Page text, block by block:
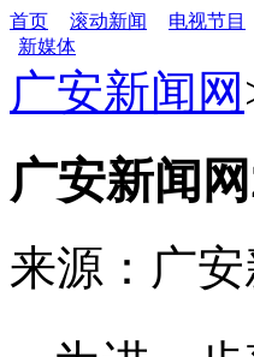
首页 滚动新闻 电视节目
新媒体
广安新闻网
广安新闻
来源：广安